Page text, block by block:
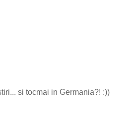
si tocmai in Germania?! :))